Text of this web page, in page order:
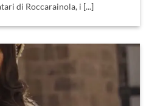
di Roccarainola, i [...]